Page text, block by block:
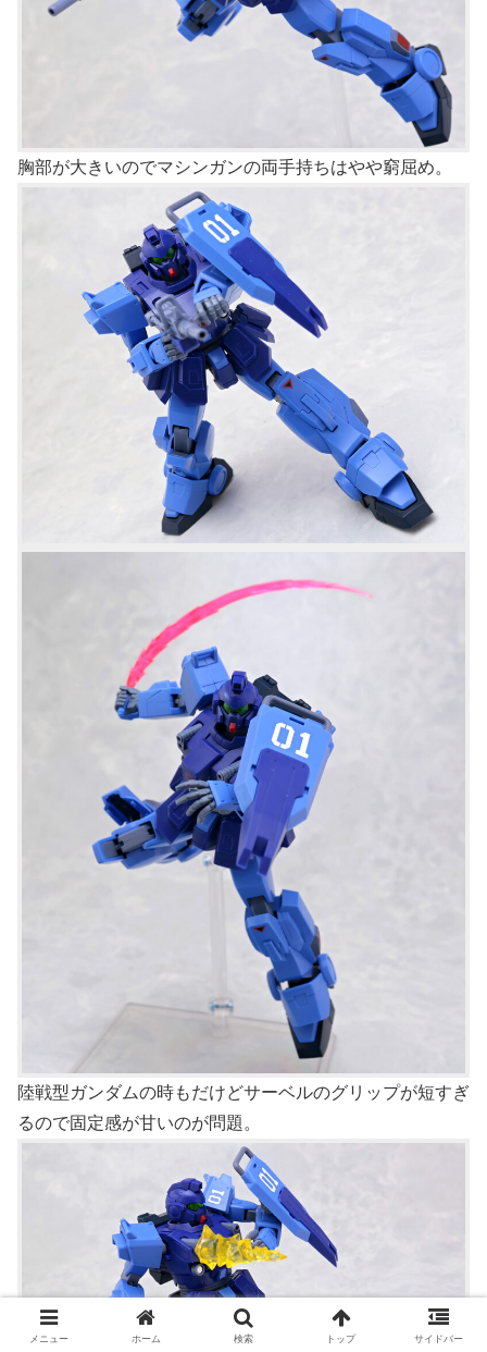
胸部が大きいのでマシンガンの両手持ちはやや窮屈め。
陸戦型ガンダムの時もだけどサーベルのグリップが短すぎ
るので固定感が甘いのが問題。
メニュー ホーム 検索 トップ サイドバー